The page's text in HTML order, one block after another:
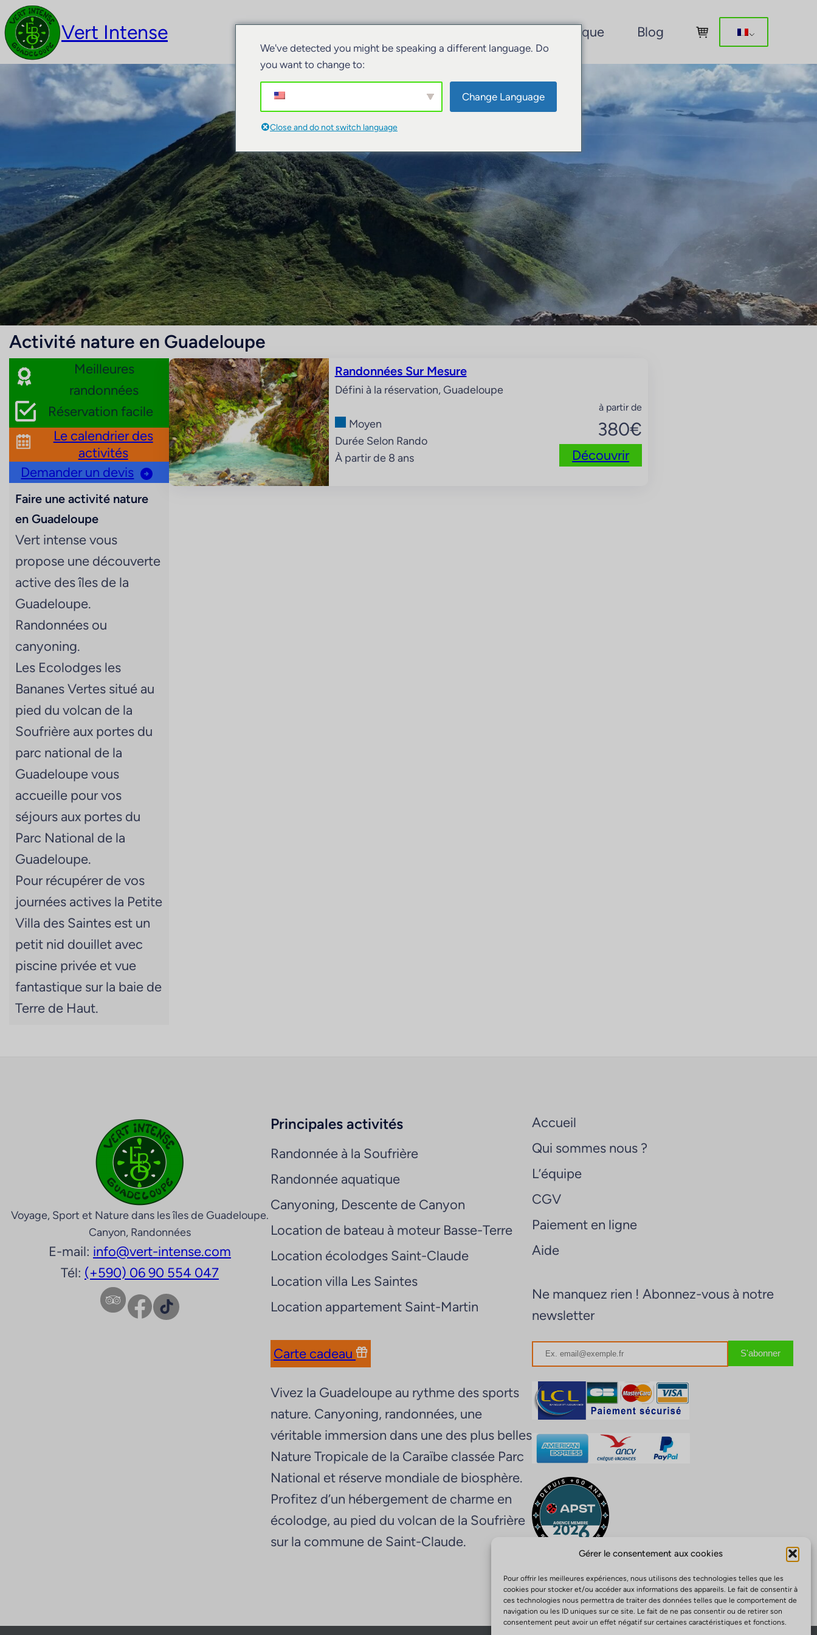
Gérer le consentement aux cookies
Pour offrir les meilleures expériences, nous utilisons des technologies telles que les
cookies pour stocker et/ou accéder aux informations des appareils. Le fait de consentir à
ces technologies nous permettra de traiter des données telles que le comportement de
navigation ou les ID uniques sur ce site. Le fait de ne pas consentir ou de retirer son
consentement peut avoir un effet négatif sur certaines caractéristiques et fonctions.
Vert Intense Boutique Blog
Activité nature en Guadeloupe
Meilleures
randonnées
Réservation facile
Le calendrier des
activités
Demander un devis
Faire une activité nature
en Guadeloupe
Vert intense vous
propose une découverte
active des îles de la
Guadeloupe.
Randonnées ou
canyoning.
Les Ecolodges les
Bananes Vertes situé au
pied du volcan de la
Soufrière aux portes du
parc national de la
Guadeloupe vous
accueille pour vos
séjours aux portes du
Parc National de la
Guadeloupe.
Pour récupérer de vos
journées actives la Petite
Villa des Saintes est un
petit nid douillet avec
piscine privée et vue
fantastique sur la baie de
Terre de Haut.
Randonnées Sur Mesure
Défini à la réservation, Guadeloupe
Moyen
Durée Selon Rando
À partir de 8 ans
à partir de
380€
Découvrir
Voyage, Sport et Nature dans les îles de Guadeloupe.
Canyon, Randonnées
E-mail: info@vert-intense.com
Tél: (+590) 06 90 554 047
Facebook TikTok
Principales activités
Randonnée à la Soufrière
Randonnée aquatique
Canyoning, Descente de Canyon
Location de bateau à moteur Basse-Terre
Location écolodges Saint-Claude
Location villa Les Saintes
Location appartement Saint-Martin
Carte cadeau
Vivez la Guadeloupe au rythme des sports
nature. Canyoning, randonnées, une
véritable immersion dans une des plus belles
Nature Tropicale de la Caraïbe classée Parc
National et réserve mondiale de biosphère.
Profitez d’un hébergement de charme en
écolodge, au pied du volcan de la Soufrière
sur la commune de Saint-Claude.
Accueil
Qui sommes nous ?
L’équipe
CGV
Paiement en ligne
Aide
Ne manquez rien ! Abonnez-vous à notre
newsletter
We've detected you might be speaking a different language. Do
you want to change to:
Change Language
Close and do not switch language